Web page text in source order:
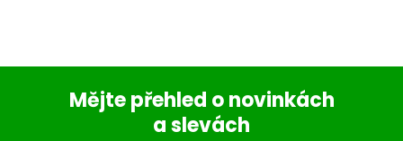
Mějte přehled o novinkách
a slevách